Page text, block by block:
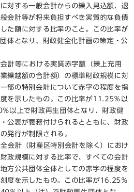
対する一般会計からの繰入見込額、退
会計等が将来負担すべき実質的な負債
た額に対する比率のこと。この比率が
体となり、財政健全化計画の策定・公
計等における実質赤字額（繰上充用
繰越額の合計額）の標準財政規模に対
部の特別会計について赤字の程度を指
を示したもの。この比率が11.25％以
％以上で財政再生団体となり、財政健
公表が義務付けられるとともに、財政
発行が制限される。
会計（財産区特別会計を除く）におけ
政規模に対する比率で、すべての会計
方公共団体全体としての赤字の程度を
度を示したもの。この比率が16.25％